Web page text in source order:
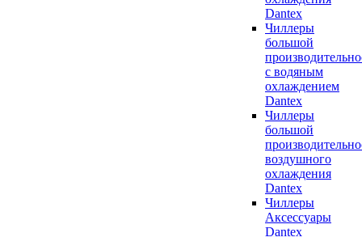
Dantex
Чиллеры
большой
с водяным
охлаждением
Dantex
Чиллеры
большой
воздушного
охлаждения
Dantex
Чиллеры
Аксессуары
Dantex